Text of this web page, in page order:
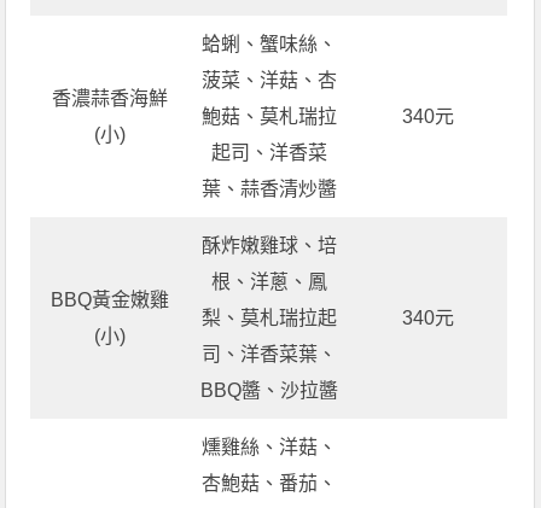
香濃蒜香海鮮
(小)
蛤蜊、蟹味絲、
菠菜、洋菇、杏
鮑菇、莫札瑞拉
起司、洋香菜
葉、蒜香清炒醬
340元
BBQ黃金嫩雞
(小)
酥炸嫩雞球、培
根、洋蔥、鳳
梨、莫札瑞拉起
司、洋香菜葉、
BBQ醬、沙拉醬
340元
燻雞絲、洋菇、
杏鮑菇、番茄、